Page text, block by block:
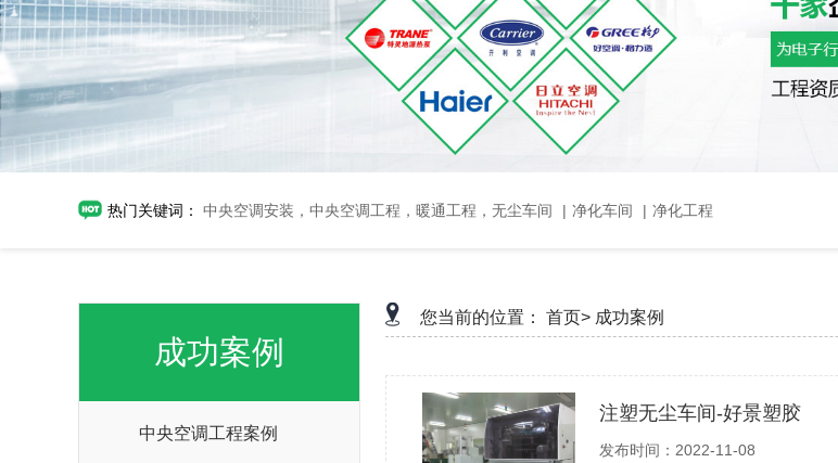
热门关键词： 中央空调安装，中央空调工程，暖通工程，无尘车间 | 净化车间 | 净化工程
成功案例
中央空调工程案例
您当前的位置： 首页> 成功案例
注塑无尘车间-好景塑胶
发布时间：2022-11-08